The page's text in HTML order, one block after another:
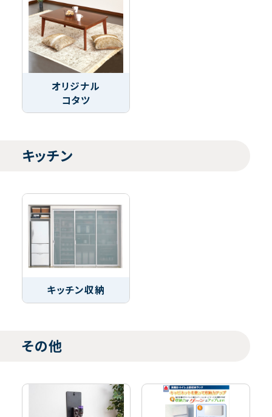
オリジナル
コタツ
キッチン
キッチン収納
その他